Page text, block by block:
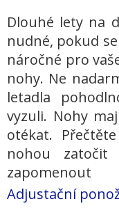
Dlouhé lety na
nudné, pokud
náročné pro
nohy. Ne
letadla
vyzuli. Nohy
otékat.
nohou
Adjustační